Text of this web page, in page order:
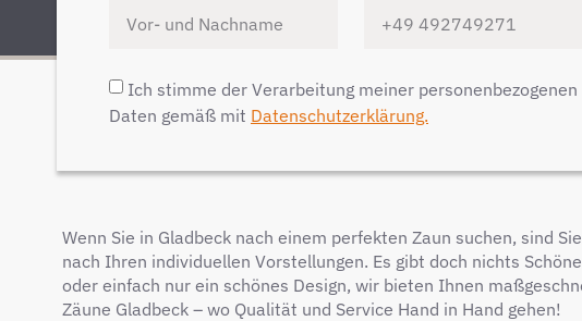
Ich stimme der Verarbeitung meiner personenbezogenen
Daten gemäß mit Datenschutzerklärung.
Wenn Sie in Gladbeck nach einem perfekten Zaun suchen, sind
nach Ihren individuellen Vorstellungen. Es gibt doch nichts
oder einfach nur ein schönes Design, wir bieten Ihnen
Zäune Gladbeck – wo Qualität und Service Hand in Hand gehen!